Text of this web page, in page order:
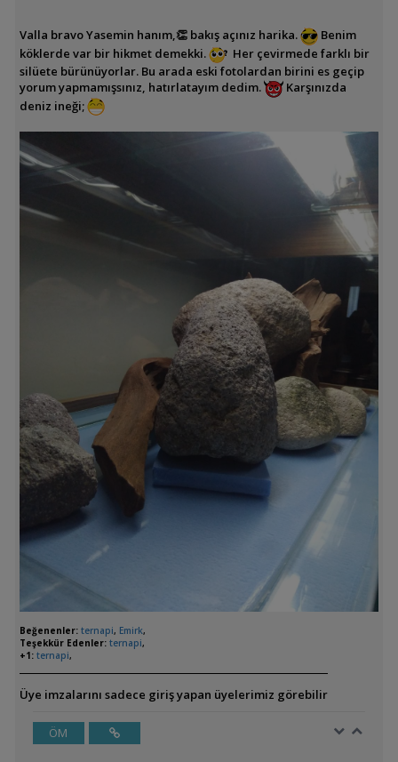
Valla bravo Yasemin hanım,👏 bakış açınız harika.
Benim
köklerde var bir hikmet demekki.
Her çevirmede farklı bir
silüete bürünüyorlar. Bu arada eski fotolardan birini es geçip
yorum yapmamışsınız, hatırlatayım dedim.
Karşınızda
deniz ineği;
Beğenenler: ternapi, Emirk,
Teşekkür Edenler: ternapi,
+1: ternapi,
Üye imzalarını sadece giriş yapan üyelerimiz görebilir
ÖM